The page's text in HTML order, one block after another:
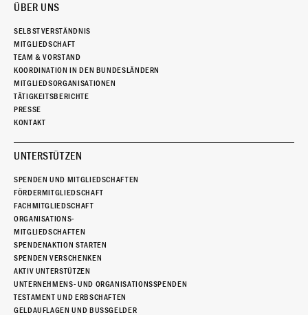
ÜBER UNS
SELBSTVERSTÄNDNIS
MITGLIEDSCHAFT
TEAM & VORSTAND
KOORDINATION IN DEN BUNDESLÄNDERN
MITGLIEDSORGANISATIONEN
TÄTIGKEITSBERICHTE
PRESSE
KONTAKT
UNTERSTÜTZEN
SPENDEN UND MITGLIEDSCHAFTEN
FÖRDERMITGLIEDSCHAFT
FACHMITGLIEDSCHAFT
ORGANISATIONS-
MITGLIEDSCHAFTEN
SPENDENAKTION STARTEN
SPENDEN VERSCHENKEN
AKTIV UNTERSTÜTZEN
UNTERNEHMENS- UND ORGANISATIONSSPENDEN
TESTAMENT UND ERBSCHAFTEN
GELDAUFLAGEN UND BUSSGELDER